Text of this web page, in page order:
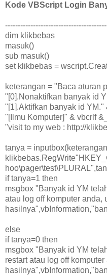
Kode VBScript Login
dim klikbebas
masuk()
sub masuk()
set klikbebas =
keterangan = "Baca aturan
"[0].Nonaktifkan banyak id
"[1].Aktifkan banyak id YM."
"[Ilmu Komputer]" & vbcrlf &_
"visit to my web : http://
tanya =
if tanya=1 then
msgbox "Banyak id YM
atau log off komputer anda,
else
if tanya=0 then
msgbox "Banyak id YM
restart atau log off